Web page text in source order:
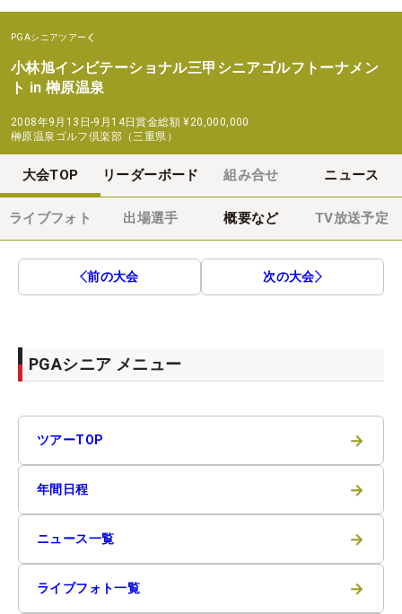
PGAシニアツアー
小林旭インビテーショナル三甲シニアゴルフトーナメン
ト in 榊原温泉
2008年9月13日-9月14日賞金総額 ¥20,000,000
榊原温泉ゴルフ倶楽部（三重県）
大会TOP リーダーボード 組み合せ ニュース
ライブフォト 出場選手 概要など TV放送予定
前の大会 次の大会
PGAシニア メニュー
ツアーTOP →
年間日程 →
ニュース一覧 →
ライブフォト一覧 →